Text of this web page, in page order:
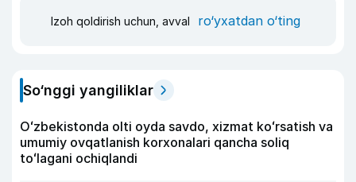
Izoh qoldirish uchun, avval ro‘yxatdan o‘ting
So‘nggi yangiliklar
Oʻzbekistonda olti oyda savdo, xizmat koʻrsatish va
umumiy ovqatlanish korxonalari qancha soliq
toʻlagani ochiqlandi